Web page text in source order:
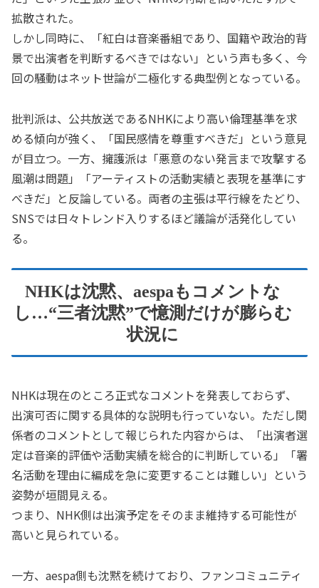
拡散された。
しかし同時に、「紅白は音楽番組であり、国籍や政治的背
景で出演者を判断するべきではない」という声も多く、今
回の騒動はネット世論が二極化する典型例となっている。
批判派は、公共放送であるNHKにより高い倫理基準を求
める傾向が強く、「国民感情を尊重すべきだ」という意見
が目立つ。一方、擁護派は「悪意のない発言まで攻撃する
風潮は問題」「アーティストの活動実績と表現を基準にす
べきだ」と反論している。両者の主張は平行線をたどり、
SNSでは日々トレンド入りするほど議論が活発化してい
る。
NHKは沈黙、aespaもコメントな
し…“三者沈黙”で憶測だけが膨らむ
状況に
NHKは現在のところ正式なコメントを発表しておらず、
出演可否に関する具体的な説明も行っていない。ただし関
係者のコメントとして報じられた内容からは、「出演者選
定は音楽的評価や活動実績を総合的に判断している」「署
名活動を理由に編成を急に変更することは難しい」という
姿勢が垣間見える。
つまり、NHK側は出演予定をそのまま維持する可能性が
高いと見られている。
一方、aespa側も沈黙を続けており、ファンコミュニティ